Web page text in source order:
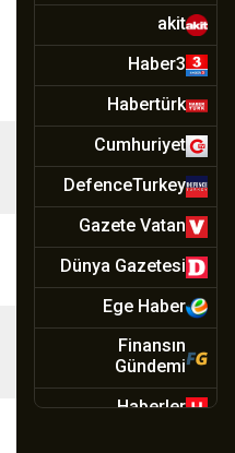
akit
Haber3
Habertürk
Cumhuriyet
DefenceTurkey
Gazete Vatan
Dünya Gazetesi
Ege Haber
Finansın
Gündemi
Haberler